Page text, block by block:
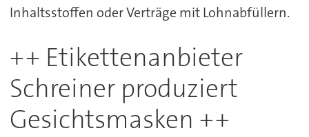
Inhaltsstoffen oder Verträge mit Lohnabfüllern.
++ Etikettenanbieter
Schreiner produziert
Gesichtsmasken ++